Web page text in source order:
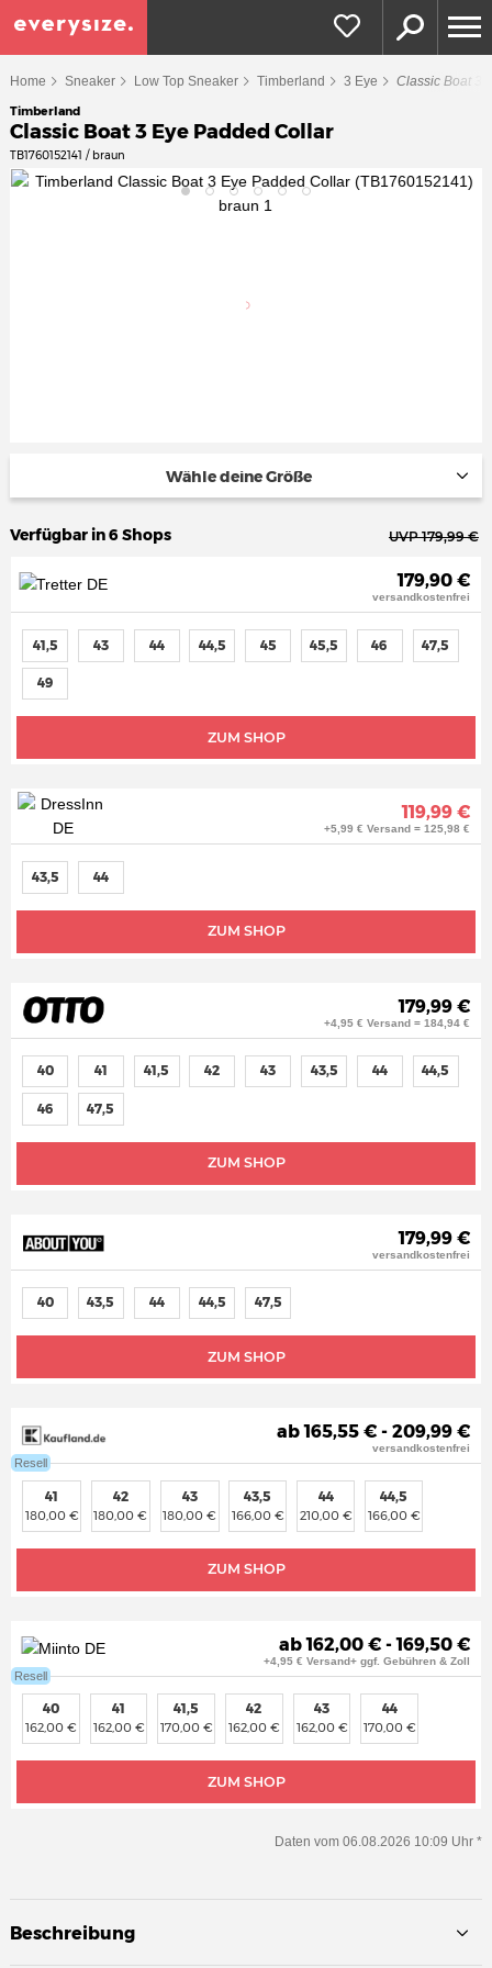
Home Sneaker Low Top Sneaker Timberland 3 Eye Classic Boat 3
Timberland
Classic Boat 3 Eye Padded Collar
TB1760152141 / braun
Wähle deine Größe
Verfügbar in 6 Shops UVP 179,99 €
179,90 €
versandkostenfrei
ZUM SHOP
41,5 43 44 44,5 45 45,5 46 47,5
49
119,99 €
+5,99 € Versand = 125,98 €
ZUM SHOP
43,5 44
179,99 €
+4,95 € Versand = 184,94 €
ZUM SHOP
40 41 41,5 42 43 43,5 44 44,5
46 47,5
179,99 €
versandkostenfrei
ZUM SHOP
40 43,5 44 44,5 47,5
Resell
ab 165,55 € - 209,99 €
versandkostenfrei
ZUM SHOP
41
180,00 €
42
180,00 €
43
180,00 €
43,5
166,00 €
44
210,00 €
44,5
166,00 €
Resell
ab 162,00 € - 169,50 €
+4,95 € Versand+ ggf. Gebühren & Zoll
ZUM SHOP
40
162,00 €
41
162,00 €
41,5
170,00 €
42
162,00 €
43
162,00 €
44
170,00 €
Daten vom 06.08.2026 10:09 Uhr *
Beschreibung